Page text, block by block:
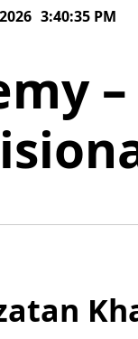
3:40:37 PM